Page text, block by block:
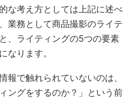
な考え方としては上記に述べ
業務として商品撮影のライテ
、ライティングの5つの要素
なります。
報で触れられていないのは、
ングをするのか？」という前